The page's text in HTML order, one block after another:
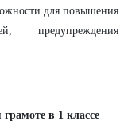
для повышения
предупреждения
в 1 классе